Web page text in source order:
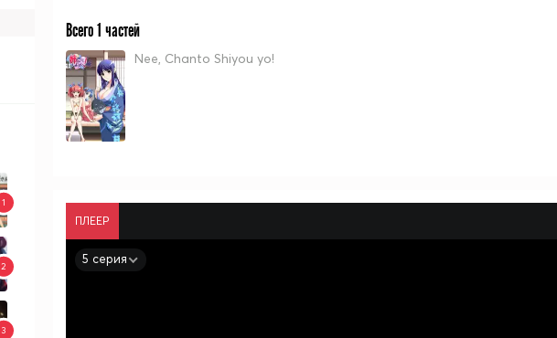
Всего 1 частей
Nee, Chanto Shiyou yo!
ПЛЕЕР
5 серия